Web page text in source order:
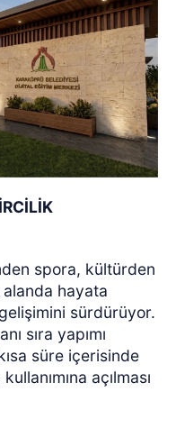
spora, kültürden
hayata
sürdürüyor.
sıra yapımı
süre içerisinde
açılması